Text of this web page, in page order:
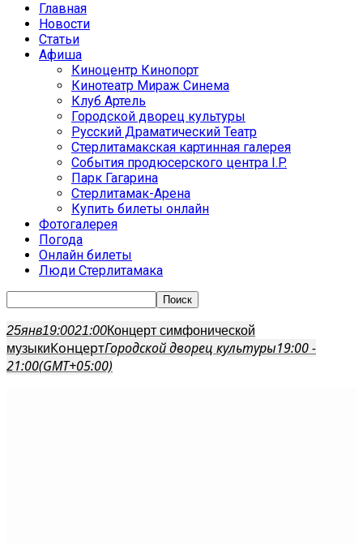
Главная
Новости
Статьи
Афиша
Киноцентр Кинопорт
Кинотеатр Мираж Синема
Клуб Артель
Городской дворец культуры
Русский Драматический Театр
Стерлитамакская картинная галерея
События продюсерского центра I.P.
Парк Гагарина
Стерлитамак-Арена
Купить билеты онлайн
Фотогалерея
Погода
Онлайн билеты
Люди Стерлитамака
25янв19:0021:00Концерт симфонической
музыкиКонцертГородской дворец культуры19:00 -
21:00(GMT+05:00)